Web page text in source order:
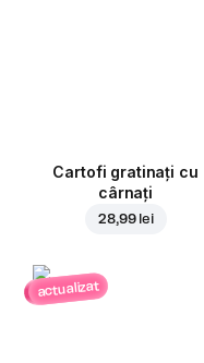
Cartofi gratinați cu
cârnați
28,99 lei
actualizat